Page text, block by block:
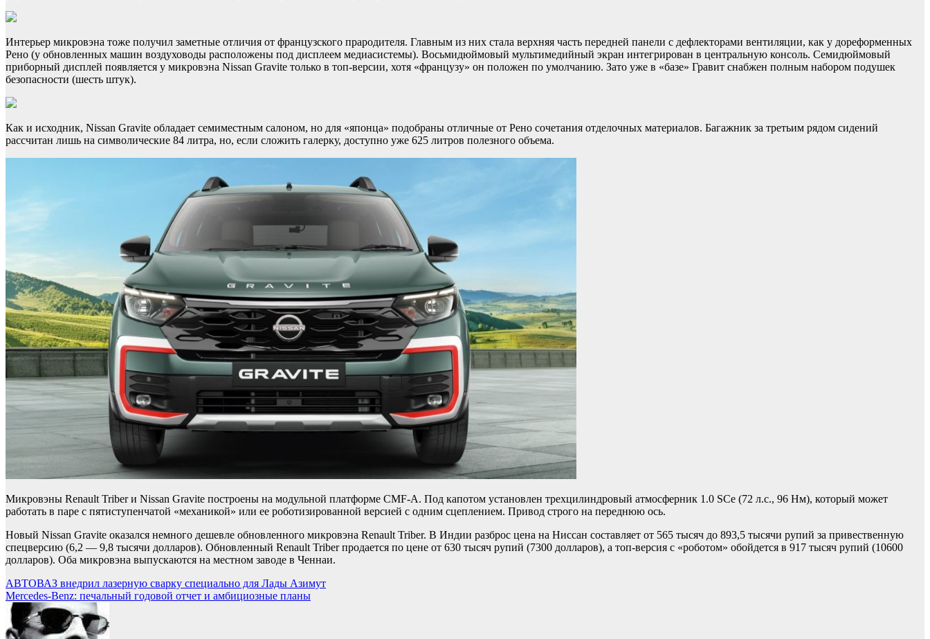
Интерьер микровэна тоже получил заметные отличия от французского прародителя. Главным из них стала верхняя часть передней панели с дефлекторами вентиляции, как у дореформенных
Рено (у обновленных машин воздуховоды расположены под дисплеем медиасистемы). Восьмидюймовый мультимедийный экран интегрирован в центральную консоль. Семидюймовый
приборный дисплей появляется у микровэна Nissan Gravite только в топ-версии, хотя «французу» он положен по умолчанию. Зато уже в «базе» Гравит снабжен полным набором подушек
безопасности (шесть штук).
Как и исходник, Nissan Gravite обладает семиместным салоном, но для «японца» подобраны отличные от Рено сочетания отделочных материалов. Багажник за третьим рядом сидений
рассчитан лишь на символические 84 литра, но, если сложить галерку, доступно уже 625 литров полезного объема.
Микровэны Renault Triber и Nissan Gravite построены на модульной платформе CMF-A. Под капотом установлен трехцилиндровый атмосферник 1.0 SCe (72 л.с., 96 Нм), который может
работать в паре с пятиступенчатой «механикой» или ее роботизированной версией с одним сцеплением. Привод строго на переднюю ось.
Новый Nissan Gravite оказался немного дешевле обновленного микровэна Renault Triber. В Индии разброс цена на Ниссан составляет от 565 тысяч до 893,5 тысячи рупий за привественную
спецверсию (6,2 — 9,8 тысячи долларов). Обновленный Renault Triber продается по цене от 630 тысяч рупий (7300 долларов), а топ-версия с «роботом» обойдется в 917 тысяч рупий (10600
долларов). Оба микровэна выпускаются на местном заводе в Ченнаи.
Навигация
по
записям
АВТОВАЗ внедрил лазерную сварку специально для Лады Азимут
Mercedes-Benz: печальный годовой отчет и амбициозные планы